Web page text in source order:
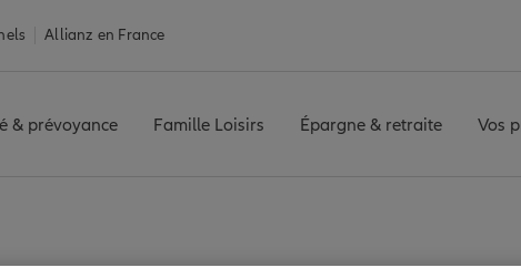
Allianz en France
& prévoyance Famille Loisirs Épargne & retraite Vos